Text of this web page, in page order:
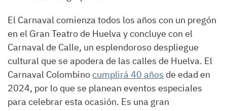
El Carnaval comienza todos los años con un pregón
en el Gran Teatro de Huelva y concluye con el
Carnaval de Calle, un esplendoroso despliegue
cultural que se apodera de las calles de Huelva. El
Carnaval Colombinocumplirá 40 años de edad en
2024, por lo que se planean eventos especiales
para celebrar esta ocasión. Es una gran